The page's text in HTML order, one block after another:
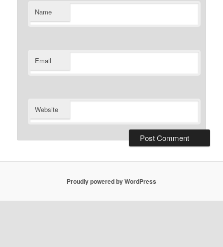
Name
Email
Website
Proudly powered by WordPress